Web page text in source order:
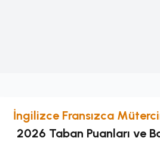
İngilizce Fransızca
2026 Taban Puanları ve